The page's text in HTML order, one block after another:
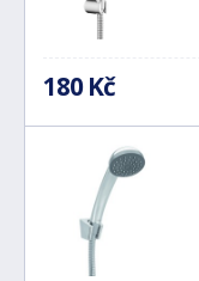
180 Kč